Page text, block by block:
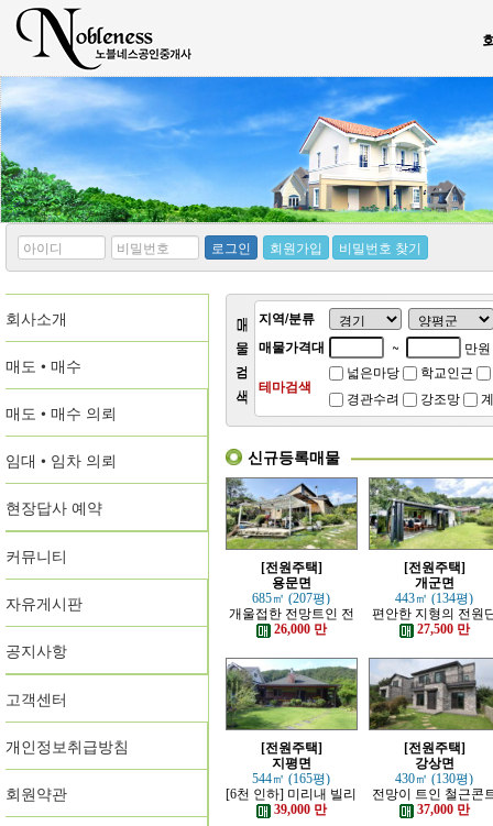
*
아
디
*
비
번
로그인 회원가입 비밀번호 찾기
회사소개
매도 • 매수
매도 • 매수 의뢰
임대 • 임차 의뢰
현장답사 예약
커뮤니티
자유게시판
공지사항
고객센터
개인정보취급방침
회원약관
지역/분류
매물가격대
~ 만원
테마검색
넓은마당 학교인근
경관수려
강조망
신규등록매물
[전원주택]
용문면
685㎡ (207평)
개울접한 전망트인 전
원주택
26,000 만
[전원주택]
개군면
443㎡ (134평)
편안한 지형의 전원
지 내의 주택
27,500 만
[전원주택]
지평면
544㎡ (165평)
[6천 인하] 미리내 빌리
지에 위치한 전원주택
39,000 만
[전원주택]
강상면
430㎡ (130평)
전망이 트인 철근콘
리트 신축 주택
37,000 만